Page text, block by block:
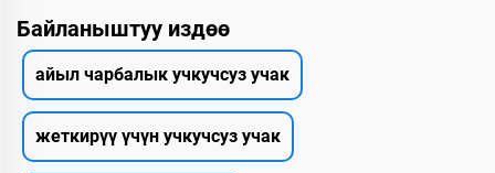
Байланыштуу издөө
айыл чарбалык учкучсуз учак
жеткирүү үчүн учкучсуз учак